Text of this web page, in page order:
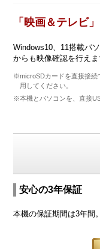
「映画＆テレビ
Windows10、11搭載パ
からも映像確認を行えま
※microSDカードを直接接続
用してください。
※本機とパソコンを、直接
安心の3年保証
本機の保証期間は3年間